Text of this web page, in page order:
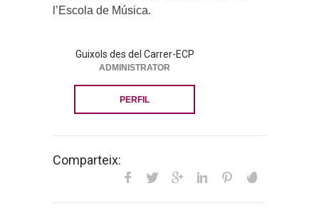
l’Escola de Música.
Guixols des del Carrer-ECP
ADMINISTRATOR
PERFIL
Comparteix: